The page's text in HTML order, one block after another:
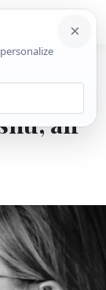
stavili
ali